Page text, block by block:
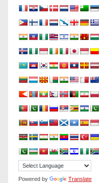
Powered by Translate